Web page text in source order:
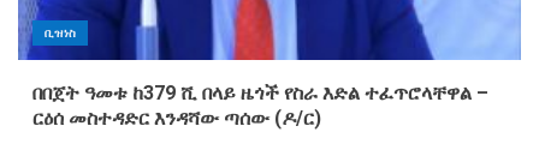
ቢዝነስ
በበጀት ዓመቱ ከ379 ሺ በላይ ዜጎች የስራ እድል ተፈጥሮላቸዋል –
ርዕሰ መስተዳድር እንዳሻው ጣሰው (ዶ/ር)